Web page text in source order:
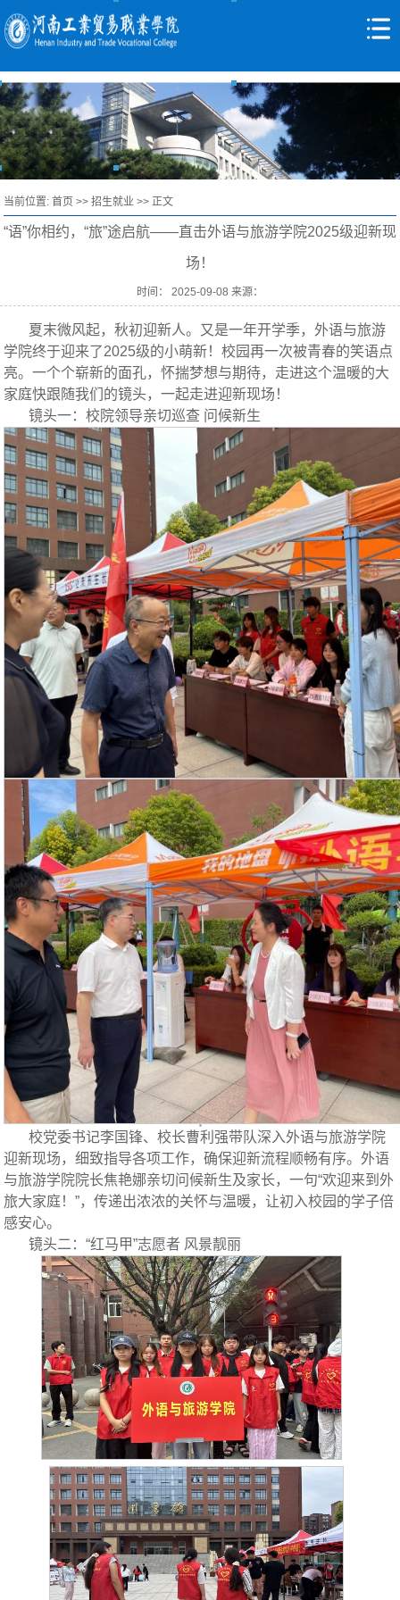
当前位置:首页 >>招生就业 >> 正文
“语”你相约，“旅”途启航——直击外语与旅游学院2025级迎新现
场！
时间： 2025-09-08 来源：
夏末微风起，秋初迎新人。又是一年开学季，外语与旅游
学院终于迎来了2025级的小萌新！校园再一次被青春的笑语点
亮。一个个崭新的面孔，怀揣梦想与期待，走进这个温暖的大
家庭快跟随我们的镜头，一起走进迎新现场！
镜头一：校院领导亲切巡查 问候新生
校党委书记李国锋、校长曹利强带队深入外语与旅游学院
迎新现场，细致指导各项工作，确保迎新流程顺畅有序。外语
与旅游学院院长焦艳娜亲切问候新生及家长，一句“欢迎来到外
旅大家庭！”，传递出浓浓的关怀与温暖，让初入校园的学子倍
感安心。
镜头二：“红马甲”志愿者 风景靓丽